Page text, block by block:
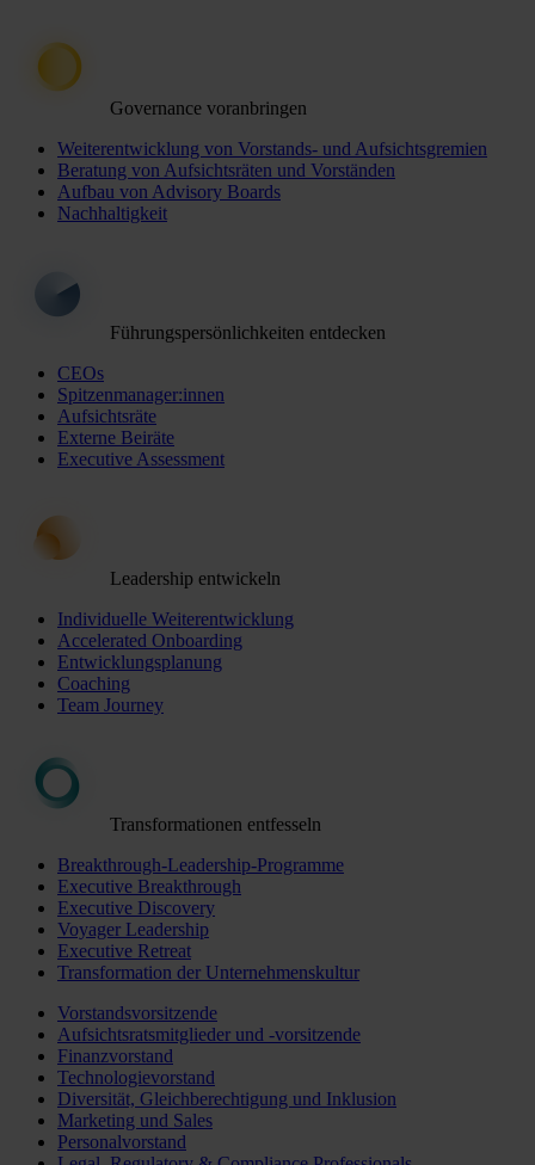
Governance voranbringen
Weiterentwicklung von Vorstands- und Aufsichtsgremien
Beratung von Aufsichtsräten und Vorständen
Aufbau von Advisory Boards
Nachhaltigkeit
Führungspersönlichkeiten entdecken
CEOs
Spitzenmanager:innen
Aufsichtsräte
Externe Beiräte
Executive Assessment
Leadership entwickeln
Individuelle Weiterentwicklung
Accelerated Onboarding
Entwicklungsplanung
Coaching
Team Journey
Transformationen entfesseln
Breakthrough-Leadership-Programme
Executive Breakthrough
Executive Discovery
Voyager Leadership
Executive Retreat
Transformation der Unternehmenskultur
Vorstandsvorsitzende
Aufsichtsratsmitglieder und -vorsitzende
Finanzvorstand
Technologievorstand
Diversität, Gleichberechtigung und Inklusion
Marketing und Sales
Personalvorstand